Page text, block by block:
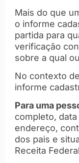
Mais do que
o informe
partida para
verificação
sobre a qual
No contexto
informe
Para uma
completo,
endereço,
dos pais e
Receita